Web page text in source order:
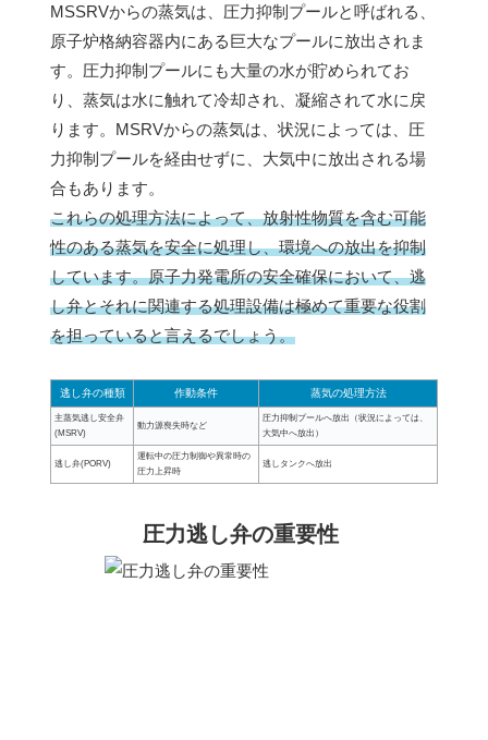
MSSRVからの蒸気は、圧力抑制プールと呼ばれる、
原子炉格納容器内にある巨大なプールに放出されま
す。圧力抑制プールにも大量の水が貯められてお
り、蒸気は水に触れて冷却され、凝縮されて水に戻
ります。MSRVからの蒸気は、状況によっては、圧
力抑制プールを経由せずに、大気中に放出される場
合もあります。
これらの処理方法によって、放射性物質を含む可能
性のある蒸気を安全に処理し、環境への放出を抑制
しています。原子力発電所の安全確保において、逃
し弁とそれに関連する処理設備は極めて重要な役割
を担っていると言えるでしょう。
逃し弁の種類 作動条件 蒸気の処理方法
主蒸気逃し安全弁
(MSRV)
動力源喪失時など
圧力抑制プールへ放出（状況によっては、
大気中へ放出）
逃し弁(PORV)
運転中の圧力制御や異常時の
圧力上昇時
逃しタンクへ放出
圧力逃し弁の重要性